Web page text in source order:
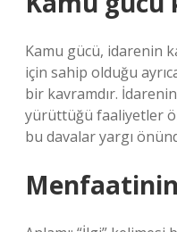
Kamu gücü, idarenin
için sahip olduğu
bir kavramdır.
yürüttüğü faaliyetler
bu davalar yargı